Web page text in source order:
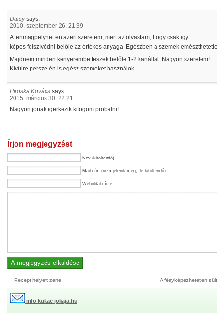
Daisy says:
2010. szeptember 26. 21:39
A lenmagpelyhet én azért szeretem, mert az olvastam, hogy csak így
képes felszívódni belőle az értékes anyaga. Egészben a szemek
Majdnem minden kenyerembe teszek belőle 1-2 kanállal. Nagyon szeretem!
Kívülre persze én is egész szemeket használok.
Piroska Kovács says:
2015. március 30. 22:21
Nagyon jonak igerkezik kifogom probalni!
Írjon megjegyzést
Név (kitöltendő)
Mail-cím (nem jelenik meg, de kitöltendő)
Weboldal címe
← Recept helyett zene A fényképezhetetlen
info kukac jokaja.hu